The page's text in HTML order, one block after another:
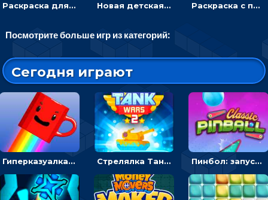
Раскраска для девочек Милый единорог: кликать и разукрашивать Новая детская книжка-раскраска: выбирать и рисовать Раскраска с пони: выбирать цвета, чтобы делать ярких лошадок
Посмотрите больше игр из категорий:
Сегодня играют
Гиперказуалка Летающая чашка кофе: двигаться и собирать кубики сахара Стрелялка Танковые войны: бить по танку врага, чтобы уничтожить зло Пинбол: запускать шарик, чтобы выбивать очки